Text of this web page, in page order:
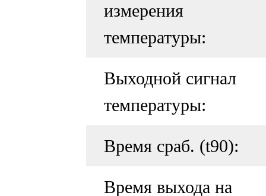
измерения
температуры:
Выходной сигнал
температуры:
Время сраб. (t90):
Время выхода на